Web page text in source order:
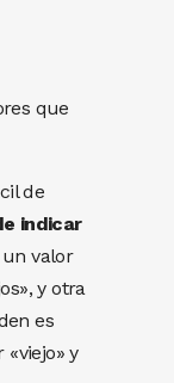
que
de
indicar
valor
y otra
es
y